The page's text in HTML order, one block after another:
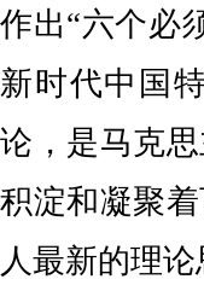
作出“六个必
新时代中国
论，是马克
积淀和凝聚
人最新的理论